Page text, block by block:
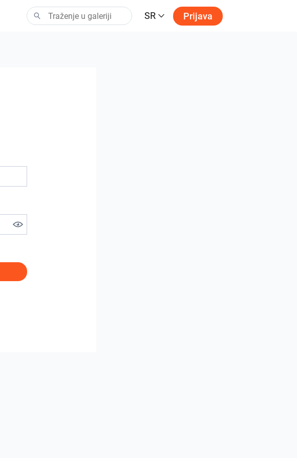
SR Prijava